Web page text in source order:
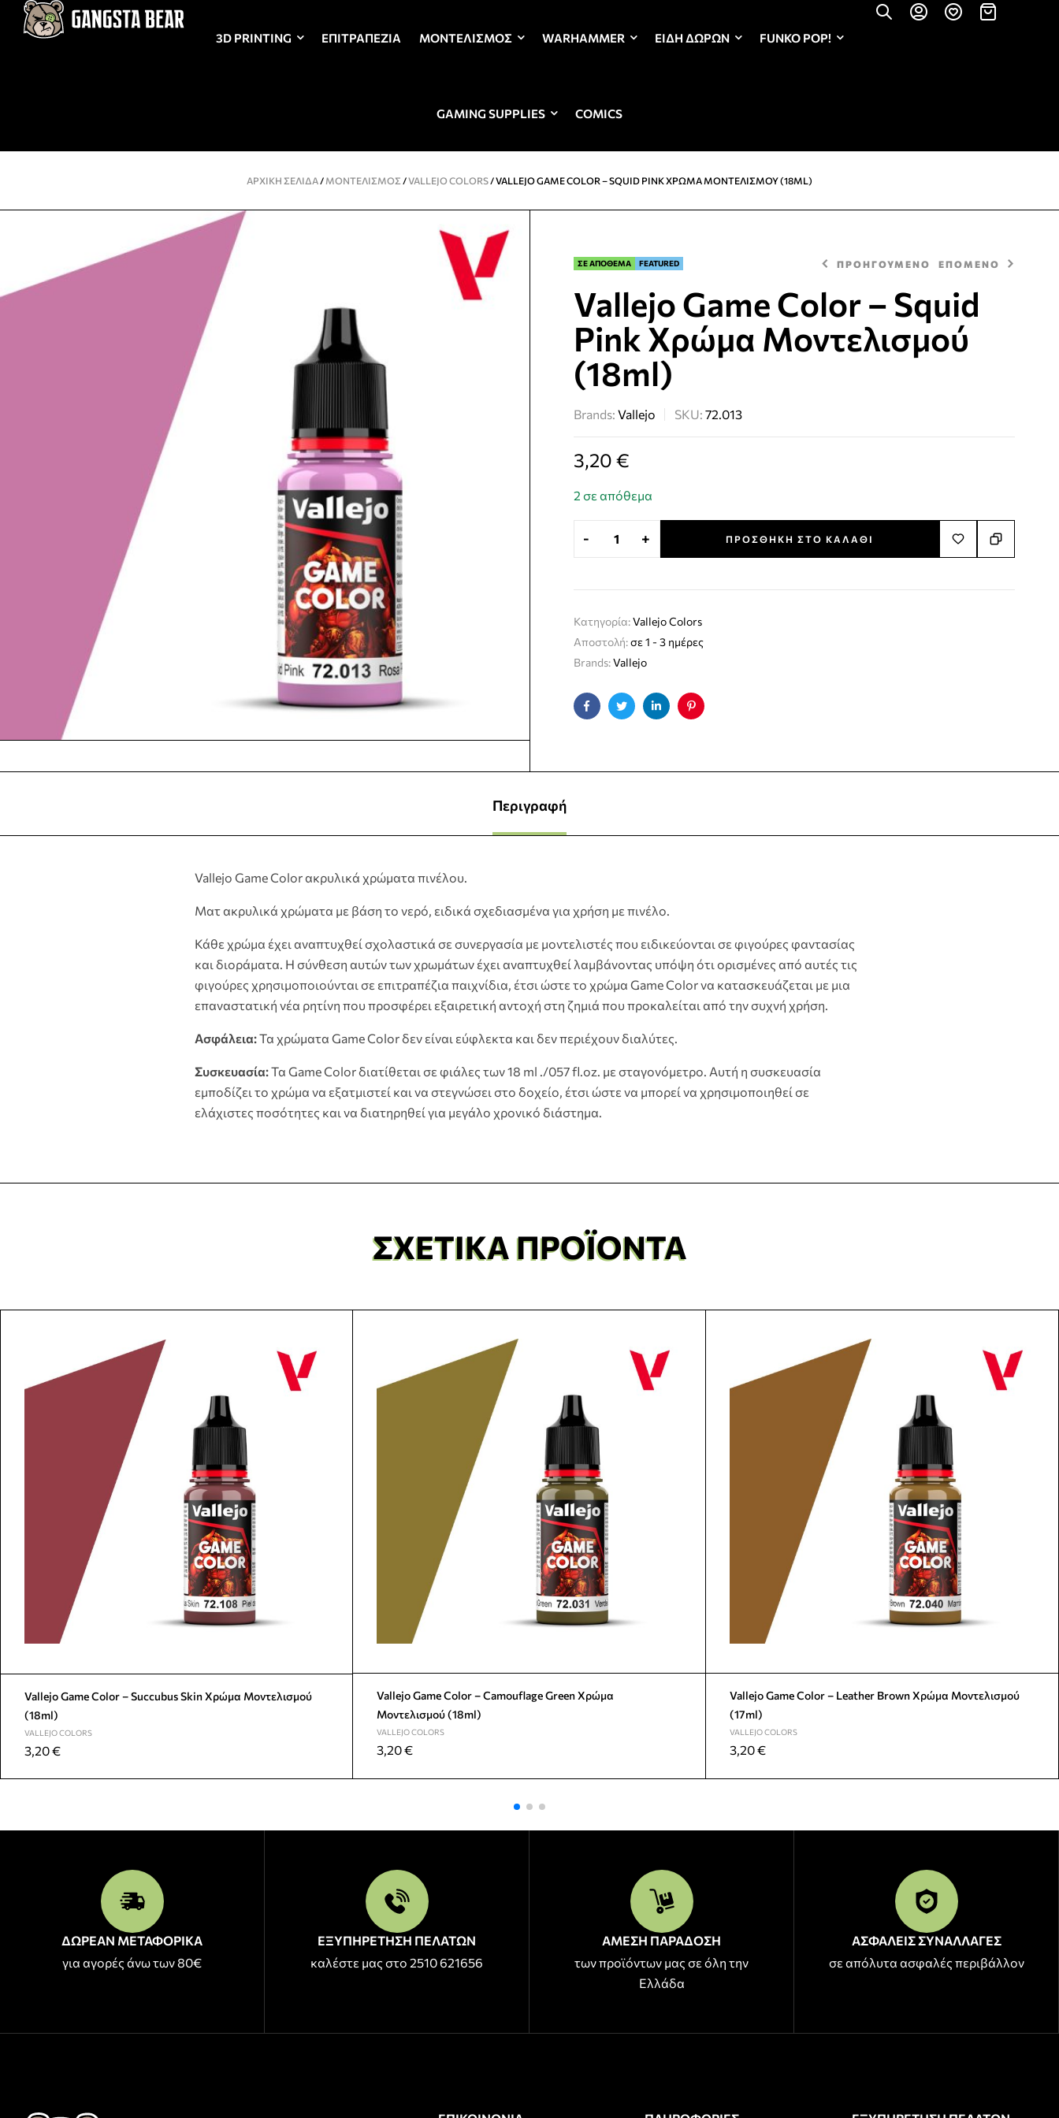
3D PRINTING ΕΠΙΤΡΑΠΈΖΙΑ ΜΟΝΤΕΛΙΣΜΌΣ WARHAMMER ΕΊΔΗ ΔΏΡΩΝ FUNKO POP!
GAMING SUPPLIES COMICS
ΑΡΧΙΚΉ ΣΕΛΊΔΑ/ ΜΟΝΤΕΛΙΣΜΌΣ /VALLEJO COLORS/ VALLEJO GAME COLOR – SQUID PINK ΧΡΏΜΑ ΜΟΝΤΕΛΙΣΜΟΎ (18ML)
ΣΕ ΑΠΟΘΕΜΑ FEATURED ΠΡΟΗΓΟΥΜΕΝΟ
3,20€
ΕΠΟΜΕΝΟ
3,20€
Vallejo Game Color – Squid
Pink Χρώμα Μοντελισμού
(18ml)
Brands: Vallejo SKU: 72.013
3,20 €
2 σε απόθεμα
- + ΠΡΟΣΘΉΚΗ ΣΤΟ ΚΑΛΆΘΙ
Κατηγορία:Vallejo Colors
Αποστολή:σε 1 - 3 ημέρες
Brands:Vallejo
FacebookTwitterLinkedinPinterest
Περιγραφή
Vallejo Game Color ακρυλικά χρώματα πινέλου.
Ματ ακρυλικά χρώματα με βάση το νερό, ειδικά σχεδιασμένα για χρήση με πινέλο.
Κάθε χρώμα έχει αναπτυχθεί σχολαστικά σε συνεργασία με μοντελιστές που ειδικεύονται σε φιγούρες φαντασίας
και διοράματα. Η σύνθεση αυτών των χρωμάτων έχει αναπτυχθεί λαμβάνοντας υπόψη ότι ορισμένες από αυτές τις
φιγούρες χρησιμοποιούνται σε επιτραπέζια παιχνίδια, έτσι ώστε το χρώμα Game Color να κατασκευάζεται με μια
επαναστατική νέα ρητίνη που προσφέρει εξαιρετική αντοχή στη ζημιά που προκαλείται από την συχνή χρήση.
Ασφάλεια:Τα χρώματα Game Color δεν είναι εύφλεκτα και δεν περιέχουν διαλύτες.
Συσκευασία:Τα Game Color διατίθεται σε φιάλες των 18 ml ./057 fl.oz. με σταγονόμετρο. Αυτή η συσκευασία
εμποδίζει το χρώμα να εξατμιστεί και να στεγνώσει στο δοχείο, έτσι ώστε να μπορεί να χρησιμοποιηθεί σε
ελάχιστες ποσότητες και να διατηρηθεί για μεγάλο χρονικό διάστημα.
ΣΧΕΤΙΚΆ ΠΡΟΪΌΝΤΑ
Vallejo Game Color – Succubus Skin Χρώμα Μοντελισμού
(18ml)
VALLEJO COLORS
3,20€
Vallejo Game Color – Camouflage Green Χρώμα
Μοντελισμού (18ml)
VALLEJO COLORS
3,20€
Vallejo Game Color – Leather Brown Χρώμα Μοντελισμού
(17ml)
VALLEJO COLORS
3,20€
ΔΩΡΕΑΝ ΜΕΤΑΦΟΡΙΚΑ
για αγορές άνω των 80€
ΕΞΥΠΗΡΕΤΗΣΗ ΠΕΛΑΤΩΝ
καλέστε μας στο 2510 621656
ΑΜΕΣΗ ΠΑΡΑΔΟΣΗ
των προϊόντων μας σε όλη την
Ελλάδα
ΑΣΦΑΛΕΙΣ ΣΥΝΑΛΛΑΓΕΣ
σε απόλυτα ασφαλές περιβάλλον